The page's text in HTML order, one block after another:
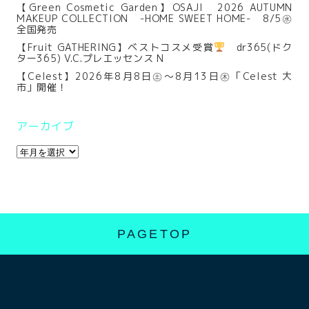
【Green Cosmetic Garden】OSAJI 2026 AUTUMN
MAKEUP COLLECTION -HOME SWEET HOME- 8/5㊌
全国発売
【Fruit GATHERING】ベストコスメ受賞
dr365(ドク
ター365) V.C.プレエッセンス N
【Celest】2026年8月8日㊏～8月13日㊍「Celest 大
市」開催！
アーカイブ
PAGETOP